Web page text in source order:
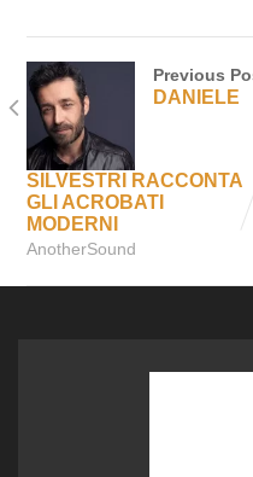
Previous
DANIELE
SILVESTRI RACCONTA
GLI ACROBATI
MODERNI
AnotherSound